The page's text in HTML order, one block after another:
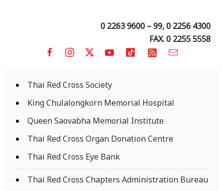
0 2263 9600 – 99, 0 2256 4300
FAX. 0 2255 5558
Thai Red Cross Society
King Chulalongkorn Memorial Hospital
Queen Saovabha Memorial Institute
Thai Red Cross Organ Donation Centre
Thai Red Cross Eye Bank
Thai Red Cross Chapters Administration Bureau